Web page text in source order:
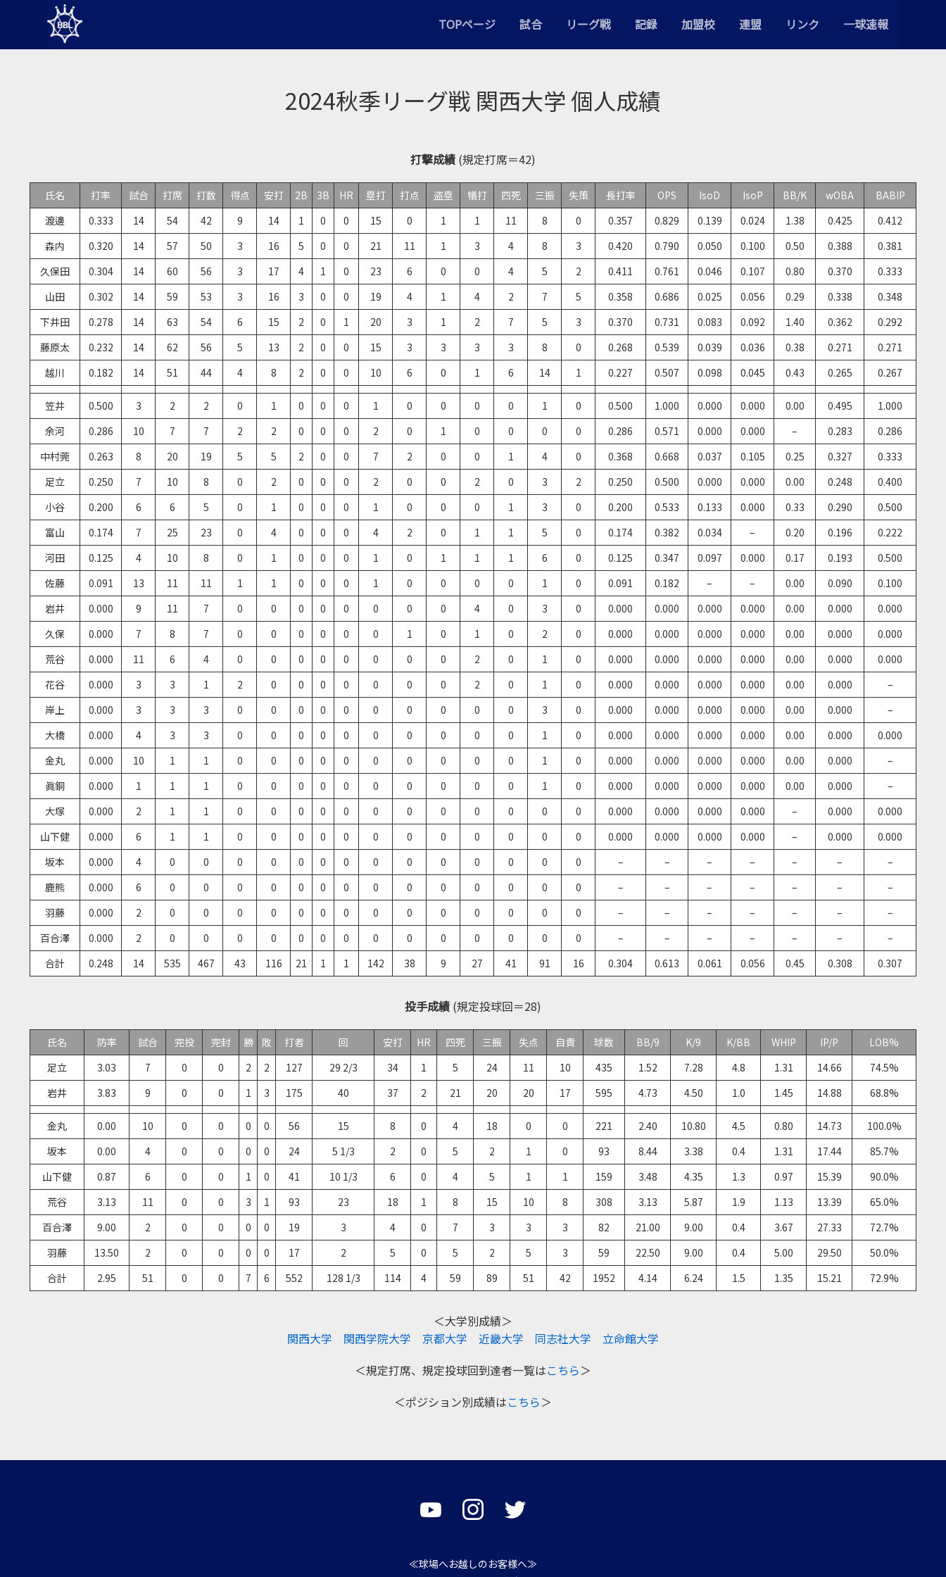
TOPページ 試合 リーグ戦 記録 加盟校 連盟 リンク 一球速報
2024秋季リーグ戦 関西大学 個人成績
打撃成績 (規定打席＝42)
氏名 打率 試合 打席 打数 得点 安打 2B 3B HR 塁打 打点 盗塁 犠打 四死 三振 失策 長打率 OPS IsoD IsoP BB/K wOBA
BABIP
渡邊
0.333 14 54 42 9 14 1 0 0 15 0 1 1 11 8 0 0.357 0.829 0.139 0.024 1.38 0.425
0.412
森内
0.320 14 57 50 3 16 5 0 0 21 11 1 3 4 8 3 0.420 0.790 0.050 0.100 0.50 0.388
0.381
久保田
0.304 14 60 56 3 17 4 1 0 23 6 0 0 4 5 2 0.411 0.761 0.046 0.107 0.80 0.370
0.333
山田
0.302 14 59 53 3 16 3 0 0 19 4 1 4 2 7 5 0.358 0.686 0.025 0.056 0.29 0.338
0.348
下井田
0.278 14 63 54 6 15 2 0 1 20 3 1 2 7 5 3 0.370 0.731 0.083 0.092 1.40 0.362
0.292
藤原太
0.232 14 62 56 5 13 2 0 0 15 3 3 3 3 8 0 0.268 0.539 0.039 0.036 0.38 0.271
0.271
越川
0.182 14 51 44 4 8 2 0 0 10 6 0 1 6 14 1 0.227 0.507 0.098 0.045 0.43 0.265 0.267
笠井 0.500 3 2 2 0 1 0 0 0 1 0 0 0 0 1 0 0.500 1.000 0.000 0.000 0.00 0.495
1.000
余河
0.286 10 7 7 2 2 0 0 0 2 0 1 0 0 0 0 0.286 0.571 0.000 0.000 – 0.283
0.286
中村莞
0.263 8 20 19 5 5 2 0 0 7 2 0 0 1 4 0 0.368 0.668 0.037 0.105 0.25 0.327
0.333
足立
0.250 7 10 8 0 2 0 0 0 2 0 0 2 0 3 2 0.250 0.500 0.000 0.000 0.00 0.248
0.400
小谷
0.200 6 6 5 0 1 0 0 0 1 0 0 0 1 3 0 0.200 0.533 0.133 0.000 0.33 0.290
0.500
富山
0.174 7 25 23 0 4 0 0 0 4 2 0 1 1 5 0 0.174 0.382 0.034 – 0.20 0.196
0.222
河田
0.125 4 10 8 0 1 0 0 0 1 0 1 1 1 6 0 0.125 0.347 0.097 0.000 0.17 0.193
0.500
佐藤
0.091 13 11 11 1 1 0 0 0 1 0 0 0 0 1 0 0.091 0.182 – – 0.00 0.090
0.100
岩井
0.000 9 11 7 0 0 0 0 0 0 0 0 4 0 3 0 0.000 0.000 0.000 0.000 0.00 0.000
0.000
久保
0.000 7 8 7 0 0 0 0 0 0 1 0 1 0 2 0 0.000 0.000 0.000 0.000 0.00 0.000
0.000
荒谷
0.000 11 6 4 0 0 0 0 0 0 0 0 2 0 1 0 0.000 0.000 0.000 0.000 0.00 0.000
0.000
花谷
0.000 3 3 1 2 0 0 0 0 0 0 0 2 0 1 0 0.000 0.000 0.000 0.000 0.00 0.000
–
岸上
0.000 3 3 3 0 0 0 0 0 0 0 0 0 0 3 0 0.000 0.000 0.000 0.000 0.00 0.000
–
大橋
0.000 4 3 3 0 0 0 0 0 0 0 0 0 0 1 0 0.000 0.000 0.000 0.000 0.00 0.000
0.000
金丸
0.000 10 1 1 0 0 0 0 0 0 0 0 0 0 1 0 0.000 0.000 0.000 0.000 0.00 0.000
–
眞銅
0.000 1 1 1 0 0 0 0 0 0 0 0 0 0 1 0 0.000 0.000 0.000 0.000 0.00 0.000
–
大塚
0.000 2 1 1 0 0 0 0 0 0 0 0 0 0 0 0 0.000 0.000 0.000 0.000 – 0.000
0.000
山下健
0.000 6 1 1 0 0 0 0 0 0 0 0 0 0 0 0 0.000 0.000 0.000 0.000 – 0.000
0.000
坂本
0.000 4 0 0 0 0 0 0 0 0 0 0 0 0 0 0 – – – – – –
–
鹿熊
0.000 6 0 0 0 0 0 0 0 0 0 0 0 0 0 0 – – – – – –
–
羽藤
0.000 2 0 0 0 0 0 0 0 0 0 0 0 0 0 0 – – – – – –
–
百合澤
0.000 2 0 0 0 0 0 0 0 0 0 0 0 0 0 0 – – – – – –
–
合計
0.248 14 535 467 43 116 21 1 1 142 38 9 27 41 91 16 0.304 0.613 0.061 0.056 0.45 0.308 0.307
投手成績 (規定投球回＝28)
氏名 防率 試合 完投 完封 勝 敗 打者 回 安打 HR 四死 三振 失点 自責 球数 BB/9 K/9 K/BB WHIP IP/P
LOB%
足立
3.03 7 0 0 2 2 127 29 2/3 34 1 5 24 11 10 435 1.52 7.28 4.8 1.31 14.66
74.5%
岩井
3.83 9 0 0 1 3 175 40 37 2 21 20 20 17 595 4.73 4.50 1.0 1.45 14.88 68.8%
金丸 0.00 10 0 0 0 0 56 15 8 0 4 18 0 0 221 2.40 10.80 4.5 0.80 14.73
100.0%
坂本
0.00 4 0 0 0 0 24 5 1/3 2 0 5 2 1 0 93 8.44 3.38 0.4 1.31 17.44
85.7%
山下健
0.87 6 0 0 1 0 41 10 1/3 6 0 4 5 1 1 159 3.48 4.35 1.3 0.97 15.39
90.0%
荒谷
3.13 11 0 0 3 1 93 23 18 1 8 15 10 8 308 3.13 5.87 1.9 1.13 13.39
65.0%
百合澤
9.00 2 0 0 0 0 19 3 4 0 7 3 3 3 82 21.00 9.00 0.4 3.67 27.33
72.7%
羽藤
13.50 2 0 0 0 0 17 2 5 0 5 2 5 3 59 22.50 9.00 0.4 5.00 29.50
50.0%
合計
2.95 51 0 0 7 6 552 128 1/3 114 4 59 89 51 42 1952 4.14 6.24 1.5 1.35 15.21 72.9%
＜大学別成績＞
関西大学
関西学院大学 京都大学 近畿大学 同志社大学
立命館大学
＜規定打席、規定投球回到達者一覧はこちら＞
＜ポジション別成績はこちら＞
≪球場へお越しのお客様へ≫